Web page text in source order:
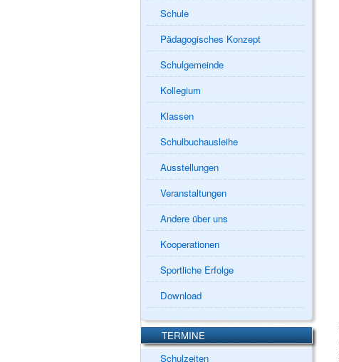
Schule
Pädagogisches Konzept
Schulgemeinde
Kollegium
Klassen
Schulbuchausleihe
Ausstellungen
Veranstaltungen
Andere über uns
Kooperationen
Sportliche Erfolge
Download
TERMINE
Schulzeiten